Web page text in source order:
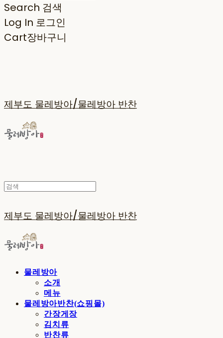
Search 검색
Log In 로그인
Cart장바구니
제부도 물레방아/물레방아 반찬
제부도 물레방아/물레방아 반찬
물레방아
소개
메뉴
물레방아반찬(쇼핑몰)
간장게장
김치류
반찬류